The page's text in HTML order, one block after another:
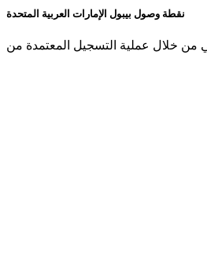
نقطة وصول بيبول الإمارات العربية المتحدة